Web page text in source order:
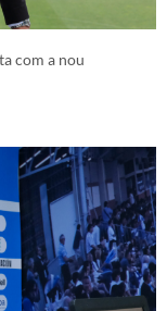
com a nou